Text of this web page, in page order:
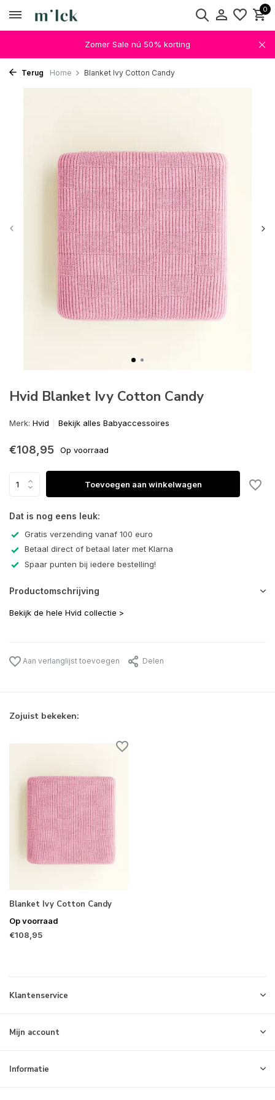
0
Zomer Sale nú 50% korting
Terug Home Blanket Ivy Cotton Candy
Hvid Blanket Ivy Cotton Candy
Merk: Hvid Bekijk alles Babyaccessoires
€108,95 Op voorraad
Toevoegen aan winkelwagen
Dat is nog eens leuk:
Gratis verzending vanaf 100 euro
Betaal direct of betaal later met Klarna
Spaar punten bij iedere bestelling!
Productomschrijving
Bekijk de hele Hvid collectie >
Aan verlanglijst toevoegen Delen
Zojuist bekeken:
Blanket Ivy Cotton Candy
Op voorraad
€108,95
Klantenservice
Mijn account
Informatie